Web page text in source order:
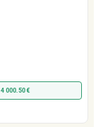
4 000.50 €